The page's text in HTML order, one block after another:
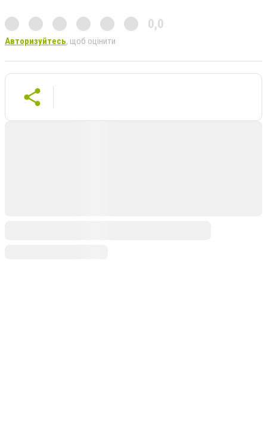
0,0
Авторизуйтесь, щоб оцінити